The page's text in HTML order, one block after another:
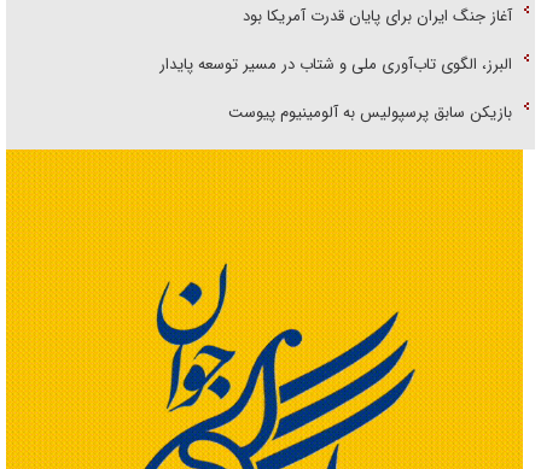
آغاز جنگ ایران برای پایان قدرت آمریکا بود
البرز، الگوی تاب‌آوری ملی و شتاب در مسیر توسعه پایدار
بازیکن سابق پرسپولیس به آلومینیوم پیوست